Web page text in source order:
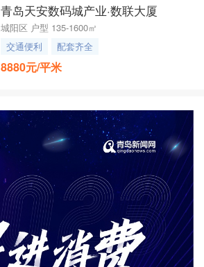
青岛天安数码城产业·数联大厦
城阳区 户型 135-1600㎡
交通便利
配套齐全
8880元/平米